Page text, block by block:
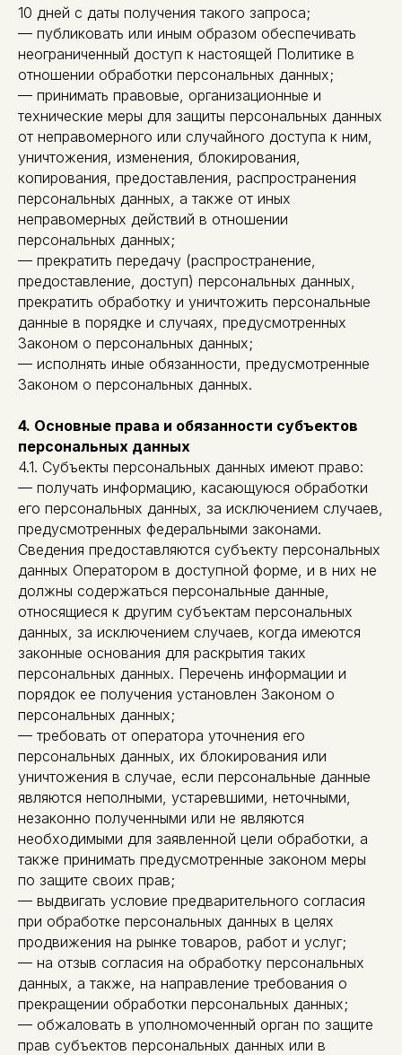
10 дней с даты получения такого запроса;
— публиковать или иным образом обеспечивать
неограниченный доступ к настоящей Политике в
отношении обработки персональных данных;
— принимать правовые, организационные и
технические меры для защиты персональных данных
от неправомерного или случайного доступа к ним,
уничтожения, изменения, блокирования,
копирования, предоставления, распространения
персональных данных, а также от иных
неправомерных действий в отношении
персональных данных;
— прекратить передачу (распространение,
предоставление, доступ) персональных данных,
прекратить обработку и уничтожить персональные
данные в порядке и случаях, предусмотренных
Законом о персональных данных;
— исполнять иные обязанности, предусмотренные
Законом о персональных данных.
4. Основные права и обязанности субъектов
персональных данных
4.1. Субъекты персональных данных имеют право:
— получать информацию, касающуюся обработки
его персональных данных, за исключением случаев,
предусмотренных федеральными законами.
Сведения предоставляются субъекту персональных
данных Оператором в доступной форме, и в них не
должны содержаться персональные данные,
относящиеся к другим субъектам персональных
данных, за исключением случаев, когда имеются
законные основания для раскрытия таких
персональных данных. Перечень информации и
порядок ее получения установлен Законом о
персональных данных;
— требовать от оператора уточнения его
персональных данных, их блокирования или
уничтожения в случае, если персональные данные
являются неполными, устаревшими, неточными,
незаконно полученными или не являются
необходимыми для заявленной цели обработки, а
также принимать предусмотренные законом меры
по защите своих прав;
— выдвигать условие предварительного согласия
при обработке персональных данных в целях
продвижения на рынке товаров, работ и услуг;
— на отзыв согласия на обработку персональных
данных, а также, на направление требования о
прекращении обработки персональных данных;
— обжаловать в уполномоченный орган по защите
прав субъектов персональных данных или в